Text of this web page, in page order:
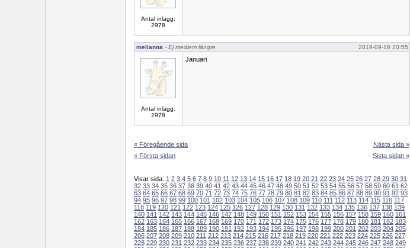
Antal inlägg:
2978
melianna - Ej medlem längre 2019-09-16 20:55
Antal inlägg:
2978
Januari
« Föregående sida
« Första sidan
Nästa sida »
Sista sidan »
Visar sida: 1 2 3 4 5 6 7 8 9 10 11 12 13 14 15 16 17 18 19 20 21 22 23 24 25 26 27 28 29 30 31
32 33 34 35 36 37 38 39 40 41 42 43 44 45 46 47 48 49 50 51 52 53 54 55 56 57 58 59 60 61 62
63 64 65 66 67 68 69 70 71 72 73 74 75 76 77 78 79 80 81 82 83 84 85 86 87 88 89 90 91 92 93
94 95 96 97 98 99 100 101 102 103 104 105 106 107 108 109 110 111 112 113 114 115 116 117
118 119 120 121 122 123 124 125 126 127 128 129 130 131 132 133 134 135 136 137 138 139
140 141 142 143 144 145 146 147 148 149 150 151 152 153 154 155 156 157 158 159 160 161
162 163 164 165 166 167 168 169 170 171 172 173 174 175 176 177 178 179 180 181 182 183
184 185 186 187 188 189 190 191 192 193 194 195 196 197 198 199 200 201 202 203 204 205
206 207 208 209 210 211 212 213 214 215 216 217 218 219 220 221 222 223 224 225 226 227
228 229 230 231 232 233 234 235 236 237 238 239 240 241 242 243 244 245 246 247 248 249